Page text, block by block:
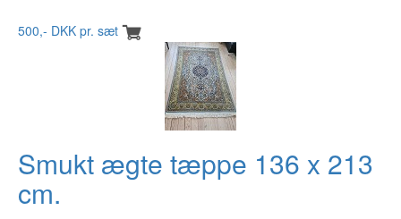
500,- DKK pr. sæt
Smukt ægte tæppe 136 x 213
cm.